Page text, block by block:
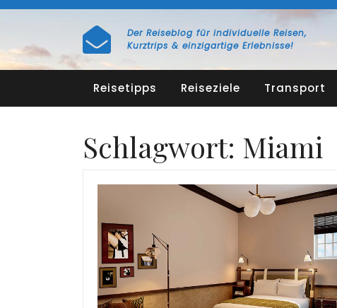
Skip
Der Reiseblog für individuelle Reisen,
Kurztrips & einzigartige Erlebnisse!
Reisetipps Reiseziele Transport
Schlagwort: Miami